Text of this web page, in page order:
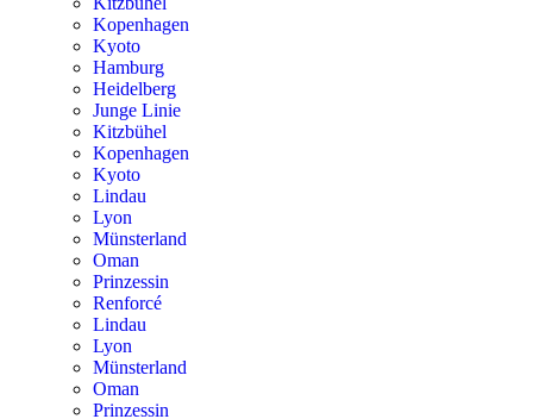
Kopenhagen
Kyoto
Hamburg
Heidelberg
Junge Linie
Kitzbühel
Kopenhagen
Kyoto
Lindau
Lyon
Münsterland
Oman
Prinzessin
Renforcé
Lindau
Lyon
Münsterland
Oman
Prinzessin